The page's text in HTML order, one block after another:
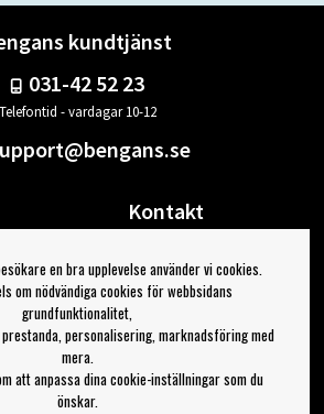
kundtjänst
031-42 52 23
Telefontid - vardagar 10-12
Kontakt
Din sida
Logga ut
ha tips från Bengans
en bra upplevelse använder vi cookies.
om nödvändiga cookies för webbsidans
grundfunktionalitet,
personalisering, marknadsföring med
mera.
att anpassa dina cookie-inställningar som du
önskar.